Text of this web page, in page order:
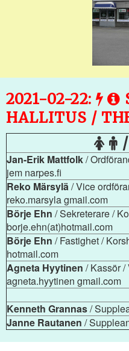
2021-02-22:
HALLITUS /
/
Jan-Erik Mattfolk/
jem narpes.fi
Reko Märsylä/ Vice
reko.marsyla gmail.com
Börje Ehn / Sekreterare /
borje.ehn(at)hotmail.com
Börje Ehn / Fastighet /
hotmail.com
Agneta Hyytinen / Kassör /
agneta.hyytinen gmail.com
Kenneth Grannas/
Janne Rautanen /